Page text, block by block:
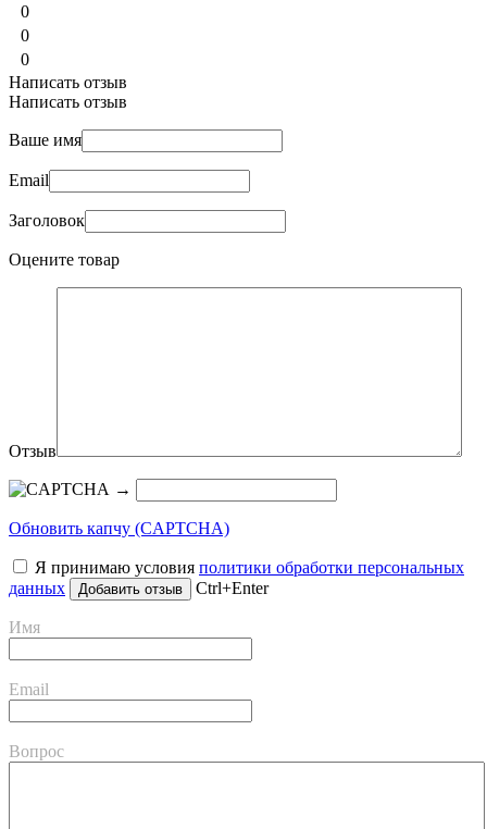
0
0
0
Написать отзыв
Написать отзыв
Ваше имя
Email
Заголовок
Оцените товар
Отзыв
→
Обновить капчу (CAPTCHA)
Я принимаю условия политики обработки персональных
данных
Ctrl+Enter
Имя
Email
Вопрос